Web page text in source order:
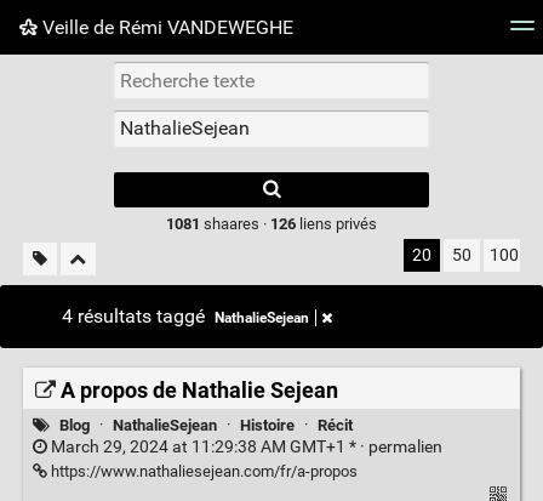
Veille de Rémi VANDEWEGHE
Nuage de tags Mur d'images
results.
1081 shaares · 126liens privés
20 50 100
4 résultats taggé NathalieSejean
A propos de Nathalie Sejean
Blog · NathalieSejean · Histoire · Récit
March 29, 2024 at 11:29:38 AM GMT+1 * · permalien
https://www.nathaliesejean.com/fr/a-propos